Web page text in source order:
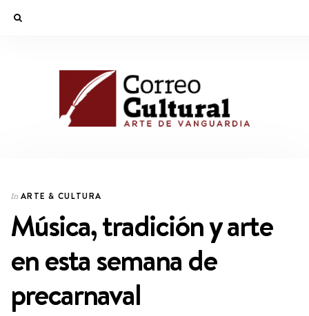
In ARTE & CULTURA
Música, tradición y arte
en esta semana de
precarnaval